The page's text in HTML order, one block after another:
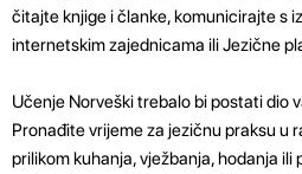
čitajte knjige i članke, komunicirajte s
internetskim zajednicama ili Jezične
Učenje Norveški trebalo bi postati dio
Pronađite vrijeme za jezičnu praksu u
prilikom kuhanja, vježbanja, hodanja ili